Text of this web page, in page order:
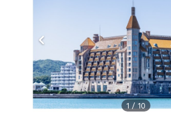
1 / 10